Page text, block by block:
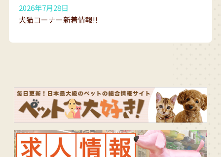
2026年7月28日
犬猫コーナー新着情報!!